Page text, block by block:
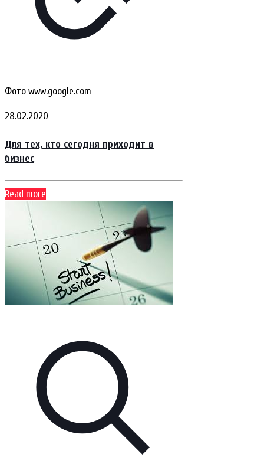
Фото www.google.com
28.02.2020
Для тех, кто сегодня приходит в
бизнес
Read more